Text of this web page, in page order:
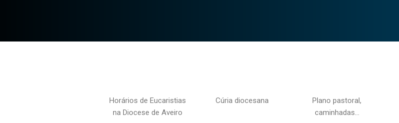
Horários de Eucaristias
na Diocese de Aveiro
Cúria diocesana
Plano pastoral,
caminhadas…